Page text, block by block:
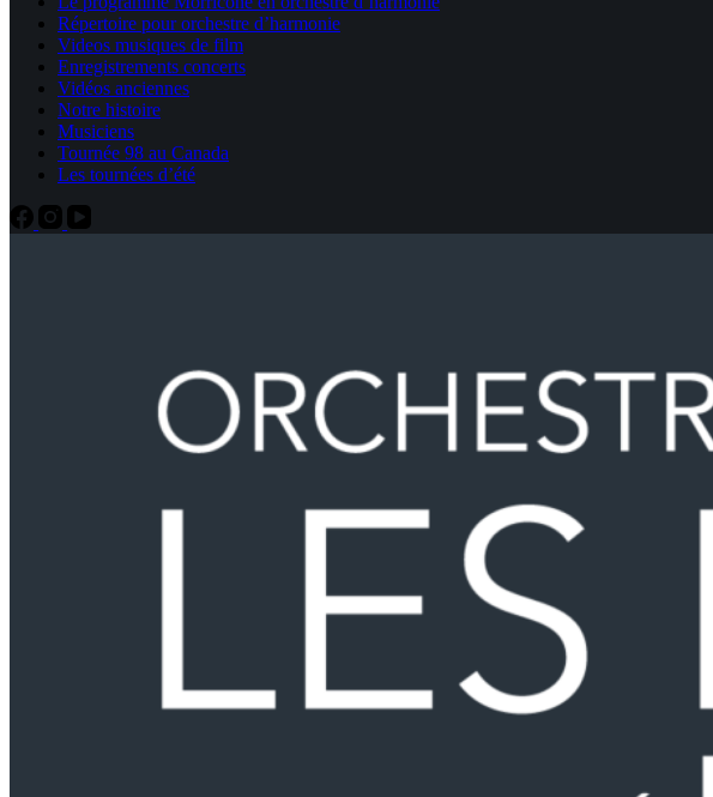
Répertoire pour orchestre d’harmonie
Videos musiques de film
Enregistrements concerts
Vidéos anciennes
Notre histoire
Musiciens
Tournée 98 au Canada
Les tournées d’été